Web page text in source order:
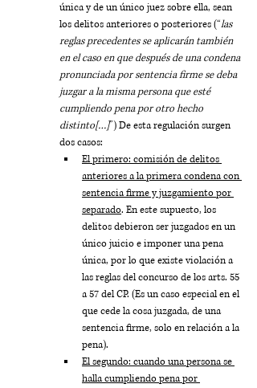
única y de un único juez sobre ella, sean
los delitos anteriores o posteriores (“las
reglas precedentes se aplicarán también
en el caso en que después de una condena
pronunciada por sentencia firme se deba
juzgar a la misma persona que esté
cumpliendo pena por otro hecho
distinto[…]”) De esta regulación surgen
dos casos:
El primero: comisión de delitos
anteriores a la primera condena con
sentencia firme y juzgamiento por
separado. En este supuesto, los
delitos debieron ser juzgados en un
único juicio e imponer una pena
única, por lo que existe violación a
las reglas del concurso de los arts. 55
a 57 del CP. (Es un caso especial en el
que cede la cosa juzgada, de una
sentencia firme, solo en relación a la
pena).
El segundo: cuando una persona se
halla cumpliendo pena por